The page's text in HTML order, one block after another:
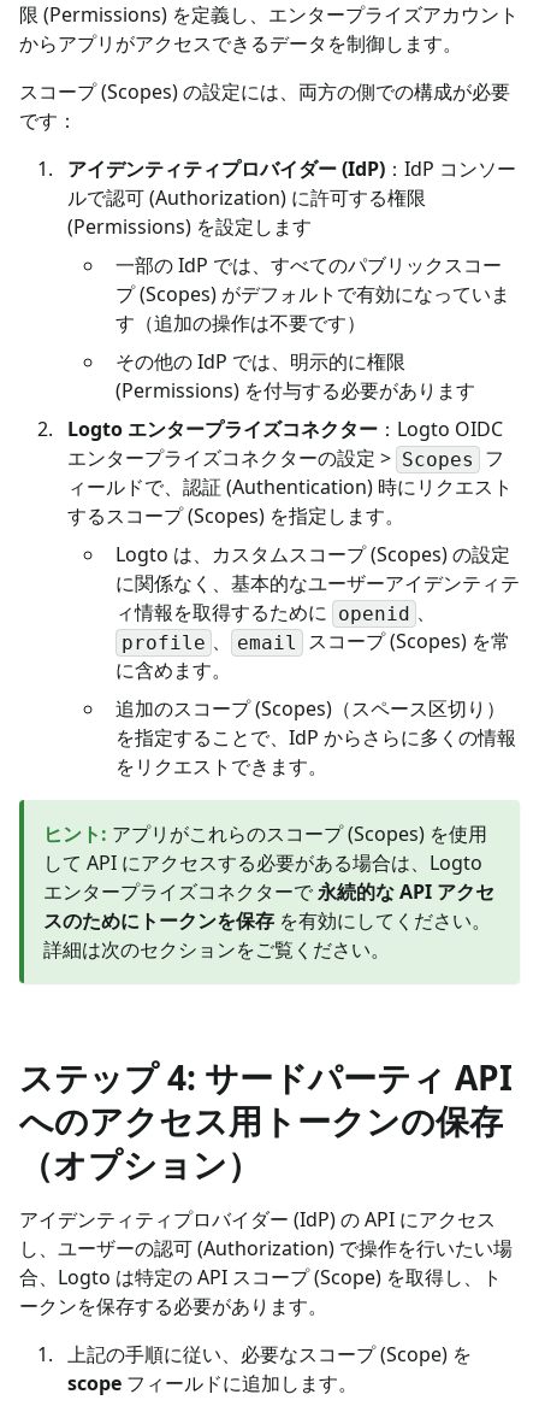
限 (Permissions) を定義し、エンタープライズアカウント
からアプリがアクセスできるデータを制御します。
スコープ (Scopes) の設定には、両方の側での構成が必要
です：
アイデンティティプロバイダー (IdP) ：IdP コンソー
ルで認可 (Authorization) に許可する権限
(Permissions) を設定します
一部の IdP では、すべてのパブリックスコー
プ (Scopes) がデフォルトで有効になっていま
す（追加の操作は不要です）
その他の IdP では、明示的に権限
(Permissions) を付与する必要があります
Logto エンタープライズコネクター ：Logto OIDC
エンタープライズコネクターの設定 > Scopes
フ
ィールドで、認証 (Authentication) 時にリクエスト
するスコープ (Scopes) を指定します。
Logto は、カスタムスコープ (Scopes) の設定
に関係なく、基本的なユーザーアイデンティテ
ィ情報を取得するために openid 、
profile 、 email
スコープ (Scopes) を常
に含めます。
追加のスコープ (Scopes)（スペース区切り）
を指定することで、IdP からさらに多くの情報
をリクエストできます。
ヒント: アプリがこれらのスコープ (Scopes) を使用
して API にアクセスする必要がある場合は、Logto
エンタープライズコネクターで永続的な API アクセ
スのためにトークンを保存 を有効にしてください。
詳細は次のセクションをご覧ください。
ステップ 4: サードパーティ API
へのアクセス用トークンの保存
（オプション）
アイデンティティプロバイダー (IdP) の API にアクセス
し、ユーザーの認可 (Authorization) で操作を行いたい場
合、Logto は特定の API スコープ (Scope) を取得し、ト
ークンを保存する必要があります。
上記の手順に従い、必要なスコープ (Scope) を
scope フィールドに追加します。